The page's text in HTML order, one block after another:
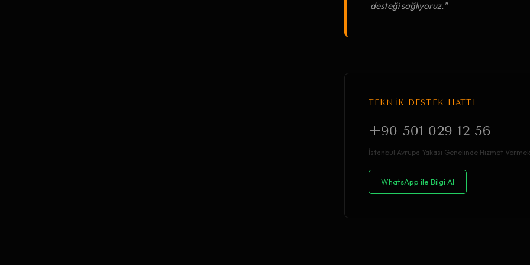
desteği sağlıyoruz."
TEKNİK DESTEK HATTI
+90 501 029 12 56
İstanbul Avrupa Yakası Genelinde Hizmet
WhatsApp ile Bilgi Al